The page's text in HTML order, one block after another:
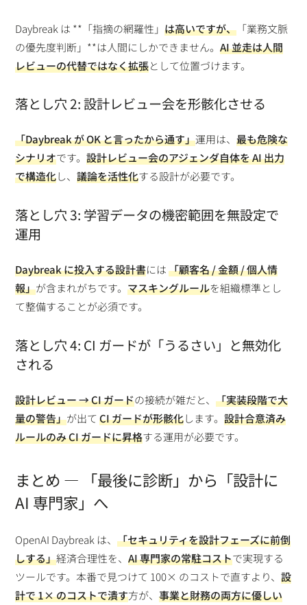
Daybreak は **「指摘の網羅性」は高いですが、 「業務文脈
の優先度判断」**は人間にしかできません。AI 並走は人間
レビューの代替ではなく拡張として位置づけます。
落とし穴 2: 設計レビュー会を形骸化させる
「Daybreak が OK と言ったから通す」運用は、最も危険な
シナリオです。設計レビュー会のアジェンダ自体を AI 出力
で構造化し、議論を活性化する設計が必要です。
落とし穴 3: 学習データの機密範囲を無設定で
運用
Daybreak に投入する設計書には「顧客名 / 金額 / 個人情
報」が含まれがちです。マスキングルールを組織標準とし
て整備することが必須です。
落とし穴 4: CI ガードが「うるさい」と無効化
される
設計レビュー → CI ガードの接続が雑だと、「実装段階で大
量の警告」が出てCI ガードが形骸化します。設計合意済み
ルールのみ CI ガードに昇格する運用が必要です。
まとめ — 「最後に診断」から「設計に
AI 専門家」へ
OpenAI Daybreak は、「セキュリティを設計フェーズに前倒
しする」経済合理性を、AI 専門家の常駐コストで実現する
ツールです。本番で見つけて 100× のコストで直すより、設
計で 1× のコストで潰す方が、事業と財務の両方に優しい